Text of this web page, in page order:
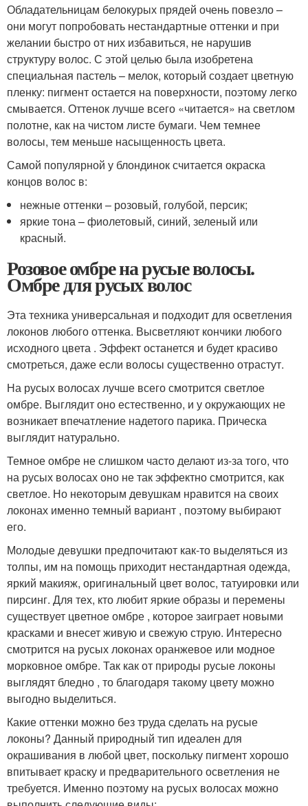
Обладательницам белокурых прядей очень повезло –
они могут попробовать нестандартные оттенки и при
желании быстро от них избавиться, не нарушив
структуру волос. С этой целью была изобретена
специальная пастель – мелок, который создает цветную
пленку: пигмент остается на поверхности, поэтому легко
смывается. Оттенок лучше всего «читается» на светлом
полотне, как на чистом листе бумаги. Чем темнее
волосы, тем меньше насыщенность цвета.
Самой популярной у блондинок считается окраска
концов волос в:
нежные оттенки – розовый, голубой, персик;
яркие тона – фиолетовый, синий, зеленый или
красный.
Розовое омбре на русые волосы.
Омбре для русых волос
Эта техника универсальная и подходит для осветления
локонов любого оттенка. Высветляют кончики любого
исходного цвета . Эффект останется и будет красиво
смотреться, даже если волосы существенно отрастут.
На русых волосах лучше всего смотрится светлое
омбре. Выглядит оно естественно, и у окружающих не
возникает впечатление надетого парика. Прическа
выглядит натурально.
Темное омбре не слишком часто делают из-за того, что
на русых волосах оно не так эффектно смотрится, как
светлое. Но некоторым девушкам нравится на своих
локонах именно темный вариант , поэтому выбирают
его.
Молодые девушки предпочитают как-то выделяться из
толпы, им на помощь приходит нестандартная одежда,
яркий макияж, оригинальный цвет волос, татуировки или
пирсинг. Для тех, кто любит яркие образы и перемены
существует цветное омбре , которое заиграет новыми
красками и внесет живую и свежую струю. Интересно
смотрится на русых локонах оранжевое или модное
морковное омбре. Так как от природы русые локоны
выглядят бледно , то благодаря такому цвету можно
выгодно выделиться.
Какие оттенки можно без труда сделать на русые
локоны? Данный природный тип идеален для
окрашивания в любой цвет, поскольку пигмент хорошо
впитывает краску и предварительного осветления не
требуется. Именно поэтому на русых волосах можно